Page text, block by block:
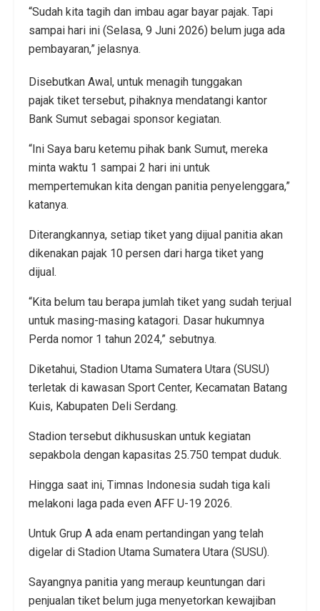
“Sudah kita tagih dan imbau agar bayar pajak. Tapi
sampai hari ini (Selasa, 9 Juni 2026) belum juga ada
pembayaran,” jelasnya.
Disebutkan Awal, untuk menagih tunggakan
pajak tiket tersebut, pihaknya mendatangi kantor
Bank Sumut sebagai sponsor kegiatan.
“Ini Saya baru ketemu pihak bank Sumut, mereka
minta waktu 1 sampai 2 hari ini untuk
mempertemukan kita dengan panitia penyelenggara,”
katanya.
Diterangkannya, setiap tiket yang dijual panitia akan
dikenakan pajak 10 persen dari harga tiket yang
dijual.
“Kita belum tau berapa jumlah tiket yang sudah terjual
untuk masing-masing katagori. Dasar hukumnya
Perda nomor 1 tahun 2024,” sebutnya.
Diketahui, Stadion Utama Sumatera Utara (SUSU)
terletak di kawasan Sport Center, Kecamatan Batang
Kuis, Kabupaten Deli Serdang.
Stadion tersebut dikhususkan untuk kegiatan
sepakbola dengan kapasitas 25.750 tempat duduk.
Hingga saat ini, Timnas Indonesia sudah tiga kali
melakoni laga pada even AFF U-19 2026.
Untuk Grup A ada enam pertandingan yang telah
digelar di Stadion Utama Sumatera Utara (SUSU).
Sayangnya panitia yang meraup keuntungan dari
penjualan tiket belum juga menyetorkan kewajiban